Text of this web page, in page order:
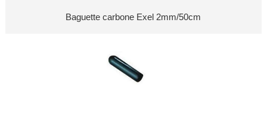
Baguette carbone Exel 2mm/50cm